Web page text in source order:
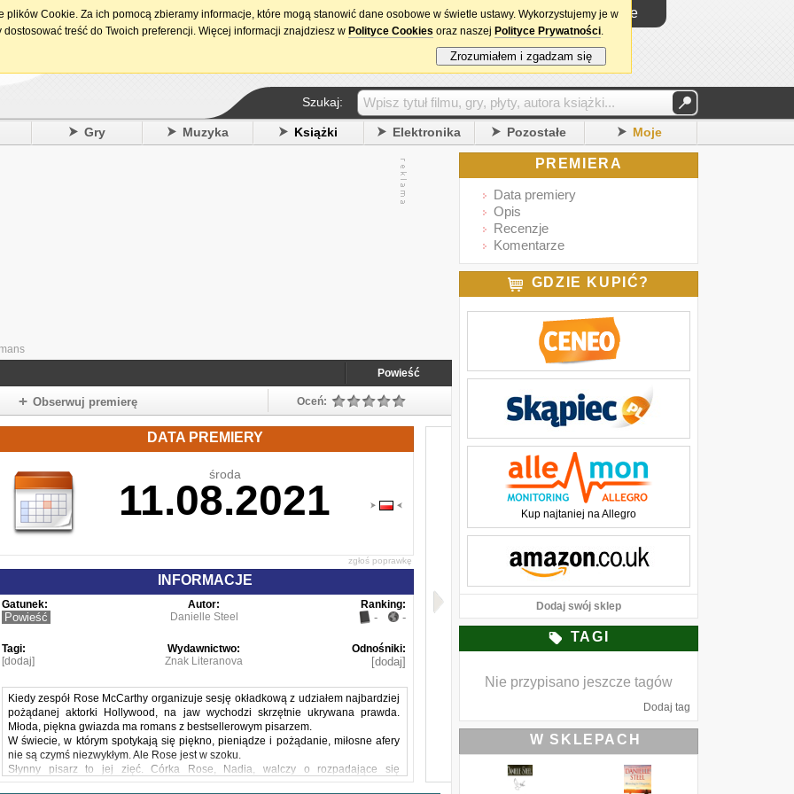
15. urodziny DataPremiery.pl Logowanie
Szukaj:
Gry Muzyka Książki Elektronika Pozostałe Moje
Powieść
Obserwuj premierę Oceń:
DATA PREMIERY
środa
11.08.2021
zgłoś poprawkę
INFORMACJE
Gatunek:
Powieść
Autor:
Danielle Steel
Ranking:
- -
Tagi:
[dodaj]
Wydawnictwo:
Znak Literanova
Odnośniki:
[dodaj]
Kiedy zespół Rose McCarthy organizuje sesję okładkową z udziałem najbardziej
pożądanej aktorki Hollywood, na jaw wychodzi skrzętnie ukrywana prawda.
Młoda, piękna gwiazda ma romans z bestsellerowym pisarzem.
W świecie, w którym spotykają się piękno, pieniądze i pożądanie, miłosne afery
nie są czymś niezwykłym. Ale Rose jest w szoku.
Słynny pisarz to jej zięć. Córka Rose, Nadia, walczy o rozpadające się
małżeństwo i ukrywa bolesną prawdę o romansie męża. Trzy siostry Nadii usiłują
PREMIERA
Data premiery
Opis
Recenzje
Komentarze
GDZIE KUPIĆ?
Kup najtaniej na Allegro
Dodaj swój sklep
TAGI
Nie przypisano jeszcze tagów
Dodaj tag
W SKLEPACH
Cookie. Za ich pomocą zbieramy informacje, które mogą stanowić dane osobowe w świetle ustawy. Wykorzystujemy je w
treść do Twoich preferencji. Więcej informacji znajdziesz w Polityce Cookies oraz naszej Polityce Prywatności.
Zrozumiałem i zgadzam się